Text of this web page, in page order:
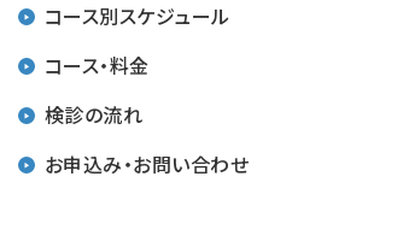
コース別スケジュール
コース・料金
検診の流れ
お申込み・お問い合わせ